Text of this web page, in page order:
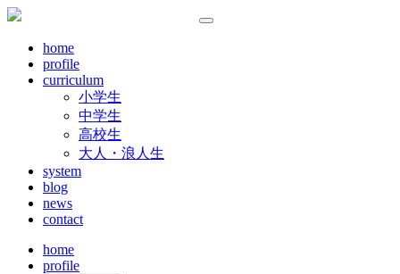
home
profile
curriculum
小学生
中学生
高校生
大人・浪人生
system
blog
news
contact
home
profile